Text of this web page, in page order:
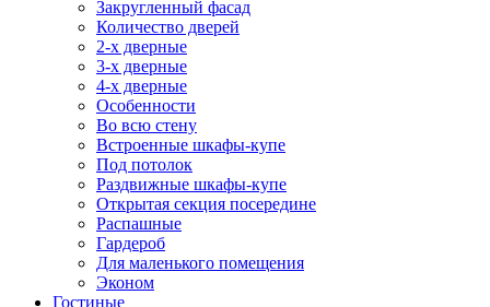
Закругленный фасад
Количество дверей
2-х дверные
3-х дверные
4-х дверные
Особенности
Во всю стену
Встроенные шкафы-купе
Под потолок
Раздвижные шкафы-купе
Открытая секция посередине
Распашные
Гардероб
Для маленького помещения
Эконом
Гостиные